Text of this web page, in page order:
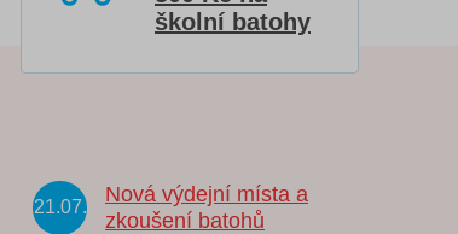
školní batohy
21.07.
Nová výdejní místa a
zkoušení batohů